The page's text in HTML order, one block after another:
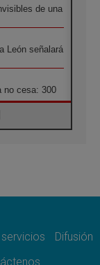
de una
León señalará
no cesa: 300
solo la
en el
Difusión